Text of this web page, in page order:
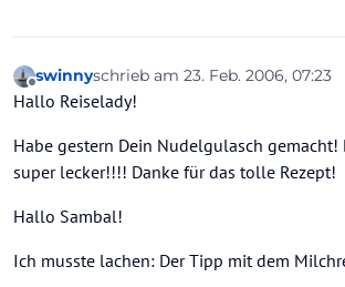
Offline
swinnyschrieb am 23. Feb. 2006, 07:23
zuletzt editiert von
Hallo Reiselady!
Habe gestern Dein Nudelgulasch gemacht!
super lecker!!!! Danke für das tolle Rezept!
Hallo Sambal!
Ich musste lachen: Der Tipp mit dem